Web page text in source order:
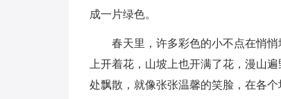
成一片绿色。
春天里，许多彩色的小不点在悄
上开着花，山坡上也开满了花，漫山
处飘散，就像张张温馨的笑脸，在各